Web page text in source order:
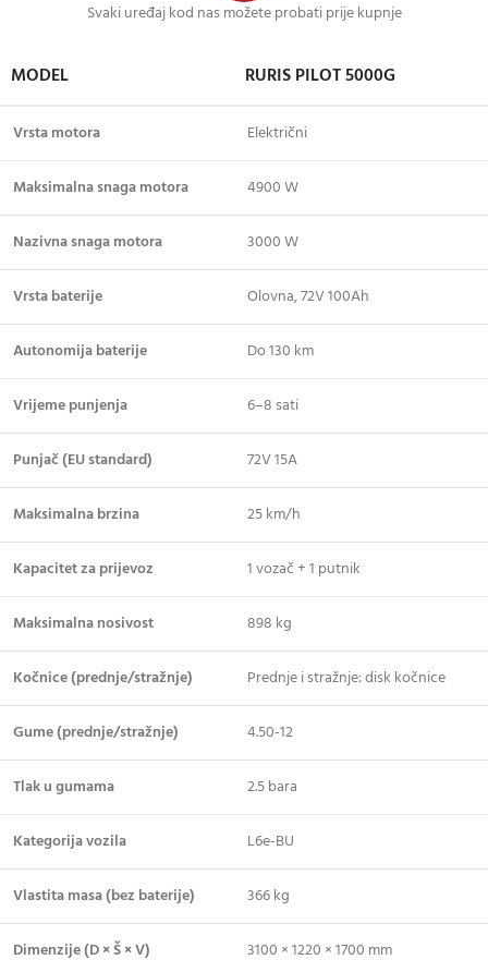
Svaki uređaj kod nas možete probati prije kupnje
MODEL RURIS PILOT 5000G
Vrsta motora Električni
Maksimalna snaga motora 4900 W
Nazivna snaga motora 3000 W
Vrsta baterije Olovna, 72V 100Ah
Autonomija baterije Do 130 km
Vrijeme punjenja 6–8 sati
Punjač (EU standard) 72V 15A
Maksimalna brzina 25 km/h
Kapacitet za prijevoz 1 vozač + 1 putnik
Maksimalna nosivost 898 kg
Kočnice (prednje/stražnje) Prednje i stražnje: disk kočnice
Gume (prednje/stražnje) 4.50-12
Tlak u gumama 2.5 bara
Kategorija vozila L6e-BU
Vlastita masa (bez baterije) 366 kg
Dimenzije (D × Š × V) 3100 × 1220 × 1700 mm